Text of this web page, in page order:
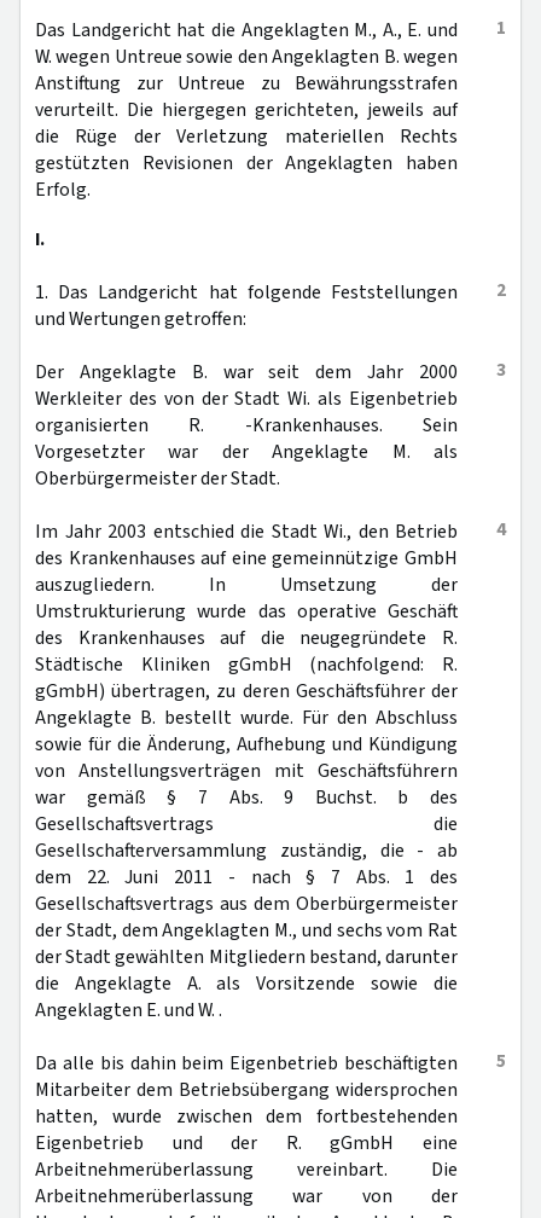
1
Das Landgericht hat die Angeklagten M., A., E. und
W. wegen Untreue sowie den Angeklagten B. wegen
Anstiftung zur Untreue zu Bewährungsstrafen
verurteilt. Die hiergegen gerichteten, jeweils auf
die Rüge der Verletzung materiellen Rechts
gestützten Revisionen der Angeklagten haben
Erfolg.
I.
2
1. Das Landgericht hat folgende Feststellungen
und Wertungen getroffen:
3
Der Angeklagte B. war seit dem Jahr 2000
Werkleiter des von der Stadt Wi. als Eigenbetrieb
organisierten R. -Krankenhauses. Sein
Vorgesetzter war der Angeklagte M. als
Oberbürgermeister der Stadt.
4
Im Jahr 2003 entschied die Stadt Wi., den Betrieb
des Krankenhauses auf eine gemeinnützige GmbH
auszugliedern. In Umsetzung der
Umstrukturierung wurde das operative Geschäft
des Krankenhauses auf die neugegründete R.
Städtische Kliniken gGmbH (nachfolgend: R.
gGmbH) übertragen, zu deren Geschäftsführer der
Angeklagte B. bestellt wurde. Für den Abschluss
sowie für die Änderung, Aufhebung und Kündigung
von Anstellungsverträgen mit Geschäftsführern
war gemäß § 7 Abs. 9 Buchst. b des
Gesellschaftsvertrags die
Gesellschafterversammlung zuständig, die - ab
dem 22. Juni 2011 - nach § 7 Abs. 1 des
Gesellschaftsvertrags aus dem Oberbürgermeister
der Stadt, dem Angeklagten M., und sechs vom Rat
der Stadt gewählten Mitgliedern bestand, darunter
die Angeklagte A. als Vorsitzende sowie die
Angeklagten E. und W. .
5
Da alle bis dahin beim Eigenbetrieb beschäftigten
Mitarbeiter dem Betriebsübergang widersprochen
hatten, wurde zwischen dem fortbestehenden
Eigenbetrieb und der R. gGmbH eine
Arbeitnehmerüberlassung vereinbart. Die
Arbeitnehmerüberlassung war von der